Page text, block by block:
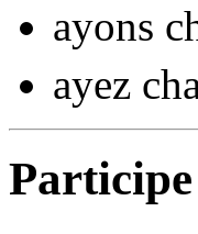
ayons
ayez
Participe